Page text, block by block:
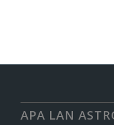
APA LAN